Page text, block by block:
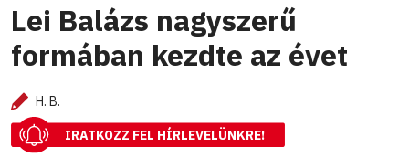
Lei Balázs nagyszerű
formában kezdte az évet
H. B.
IRATKOZZ FEL HÍRLEVELÜNKRE!